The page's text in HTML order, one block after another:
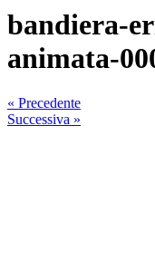
bandiera-
animata-
« Precedente
Successiva »